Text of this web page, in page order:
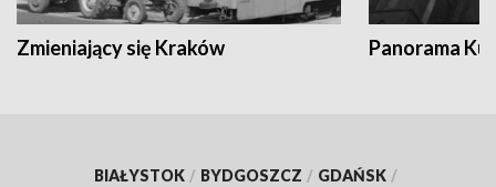
Zmieniający się Kraków Panorama
BIAŁYSTOK / BYDGOSZCZ / GDAŃSK /